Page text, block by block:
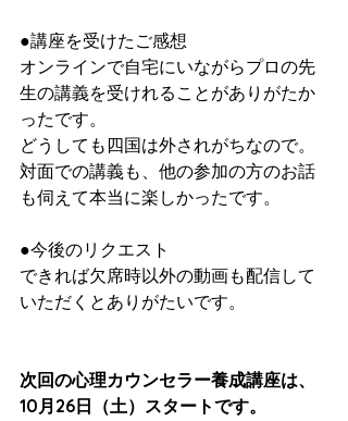
●講座を受けたご感想
オンラインで自宅にいながらプロの先
生の講義を受けれることがありがたか
ったです。
どうしても四国は外されがちなので。
対面での講義も、他の参加の方のお話
も伺えて本当に楽しかったです。
●今後のリクエスト
できれば欠席時以外の動画も配信して
いただくとありがたいです。
次回の心理カウンセラー養成講座は、
10月26日（土）スタートです。